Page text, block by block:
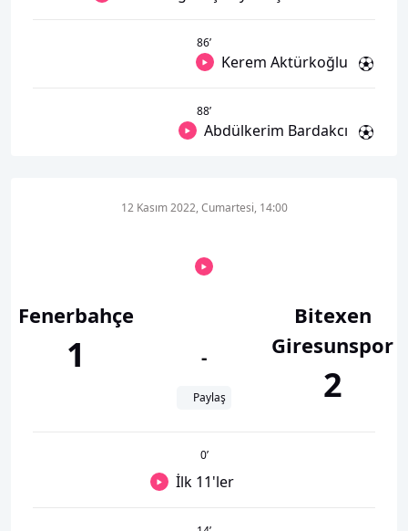
86’
Kerem Aktürkoğlu
88’
Abdülkerim Bardakcı
Fenerbahçe
1
12 Kasım 2022, Cumartesi, 14:00
-
Paylaş
Bitexen
Giresunspor
2
0’
İlk 11'ler